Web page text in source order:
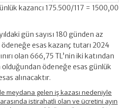
kazancı 175.500/117 = 1500,00
gün sayısı 180 günden az
esas kazanç tutarı 2024
olan 666,75 TL’nin iki katından
ödeneğe esas günlük
alınacaktır.
meydana gelen iş kazası nedeniyle
istirahatli olan ve ücretini ayın